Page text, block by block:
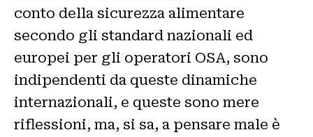
conto della sicurezza alimentare
secondo gli standard nazionali ed
europei per gli operatori OSA, sono
indipendenti da queste dinamiche
internazionali, e queste sono mere
riflessioni, ma, si sa, a pensare male è